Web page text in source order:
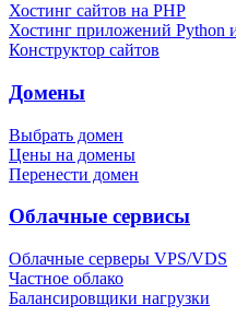
Хостинг сайтов на PHP
Хостинг приложений Python
Конструктор сайтов
Домены
Выбрать домен
Цены на домены
Перенести домен
Облачные сервисы
Облачные серверы VPS/VDS
Частное облако
Балансировщики нагрузки